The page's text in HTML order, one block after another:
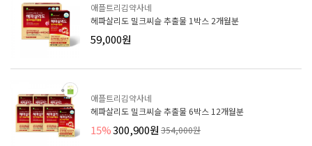
애플트리김약사네
헤파살리도 밀크씨슬 추출물 1박스 2개월분
59,000원
애플트리김약사네
헤파살리도 밀크씨슬 추출물 6박스 12개월분
15%300,900원 354,000원